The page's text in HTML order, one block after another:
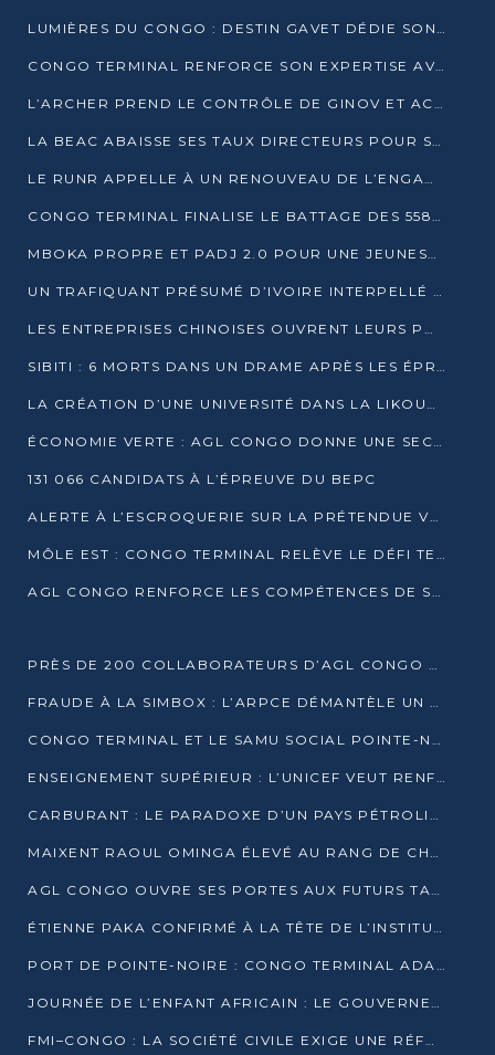
LUMIÈRES DU CONGO : DESTIN GAVET DÉDIE SON PRIX À L’UNITÉ NATIONALE ET À LA JEUNESSE
CONGO TERMINAL RENFORCE SON EXPERTISE AVEC NEUF NOUVEAUX FORMATEURS EN ENGINS PORTUAIRES
L’ARCHER PREND LE CONTRÔLE DE GINOV ET ACCÉLÈRE SON VIRAGE NUMÉRIQUE
LA BEAC ABAISSE SES TAUX DIRECTEURS POUR SOUTENIR LA CROISSANCE EN ZONE CEMAC
LE RUNR APPELLE À UN RENOUVEAU DE L’ENGAGEMENT MILITANT
CONGO TERMINAL FINALISE LE BATTAGE DES 558 PIEUX DU FUTUR QUAI DU MÔLE EST
MBOKA PROPRE ET PADJ 2.0 POUR UNE JEUNESSE PLUS AUTONOME
UN TRAFIQUANT PRÉSUMÉ D’IVOIRE INTERPELLÉ À DOLISIE
LES ENTREPRISES CHINOISES OUVRENT LEURS PORTES AUX JEUNES DIPLÔMÉS
SIBITI : 6 MORTS DANS UN DRAME APRÈS LES ÉPREUVES DU BEPC
LA CRÉATION D’UNE UNIVERSITÉ DANS LA LIKOUALA AU CŒUR D’UNE RÉFLEXION NATIONALE
ÉCONOMIE VERTE : AGL CONGO DONNE UNE SECONDE VIE À SES DÉCHETS INDUSTRIELS
131 066 CANDIDATS À L’ÉPREUVE DU BEPC
ALERTE À L’ESCROQUERIE SUR LA PRÉTENDUE VENTE DE PARCELLES AFAT
MÔLE EST : CONGO TERMINAL RELÈVE LE DÉFI TECHNIQUE DES SABLES BITUMINEUX
AGL CONGO RENFORCE LES COMPÉTENCES DE SES ÉQUIPES AVEC LA CERTIFICATION CACES® R483
PRÈS DE 200 COLLABORATEURS D’AGL CONGO EN FORMATION JUSQU’EN JUILLET
FRAUDE À LA SIMBOX : L’ARPCE DÉMANTÈLE UN RÉSEAU UTILISANT DES CARTES SIM OUGANDAISES
CONGO TERMINAL ET LE SAMU SOCIAL POINTE-NOIRE RENOUVELLENT LEUR PARTENARIAT EN FAVEUR DES JEUNES VULNÉRABLES
ENSEIGNEMENT SUPÉRIEUR : L’UNICEF VEUT RENFORCER LA RECHERCHE SUR LES QUESTIONS DE L’ENFANCE
CARBURANT : LE PARADOXE D’UN PAYS PÉTROLIER CONFRONTÉ À DES PÉNURIES RÉCURRENTES
MAIXENT RAOUL OMINGA ÉLEVÉ AU RANG DE CHEVALIER DE L’ORDRE DE L’AMITIÉ ENTRE LA RUSSIE ET LE CONGO
AGL CONGO OUVRE SES PORTES AUX FUTURS TALENTS DE LA LOGISTIQUE
ÉTIENNE PAKA CONFIRMÉ À LA TÊTE DE L’INSTITUT GÉOGRAPHIQUE NATIONAL
PORT DE POINTE-NOIRE : CONGO TERMINAL ADAPTE SON DRAGAGE AUX SABLES BITUMINEUX
JOURNÉE DE L’ENFANT AFRICAIN : LE GOUVERNEMENT RÉAFFIRME SON ENGAGEMENT POUR L’ACCÈS À L’EAU ET À L’ASSAINISSEMENT
FMI–CONGO : LA SOCIÉTÉ CIVILE EXIGE UNE RÉFORME DE LA FISCALITÉ PÉTROLIÈRE